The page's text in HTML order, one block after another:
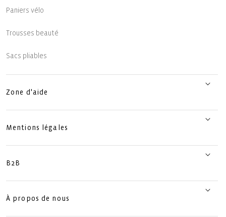
Paniers vélo
Trousses beauté
Sacs pliables
Zone d'aide
Mentions légales
B2B
À propos de nous